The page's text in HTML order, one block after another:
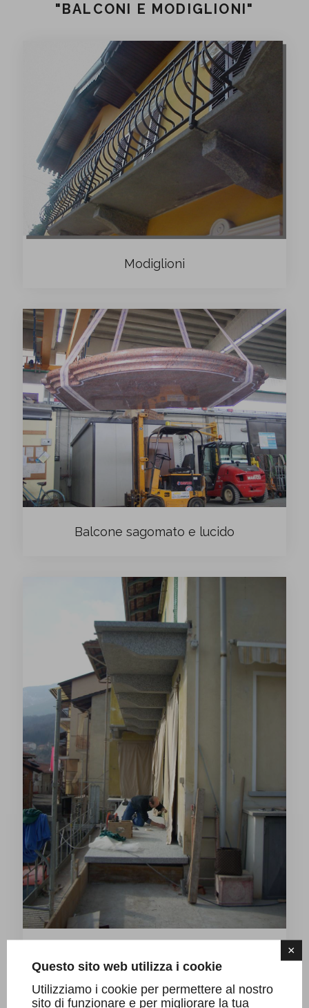
×
Questo sito web utilizza i cookie
Utilizziamo i cookie per permettere al nostro
sito di funzionare e per migliorare la tua
"BALCONI E MODIGLIONI"
Modiglioni
Balcone sagomato e lucido